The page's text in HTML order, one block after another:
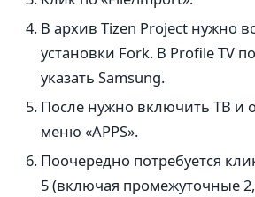
В архив Tizen Project нужно
установки Fork. В Profile TV
указать Samsung.
После нужно включить ТВ и
меню «APPS».
Поочередно потребуется
5 (включая промежуточные 2,